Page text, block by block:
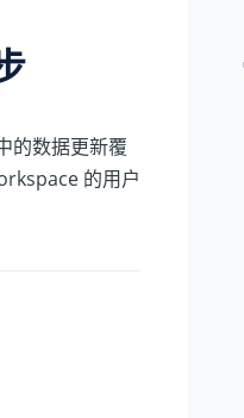
的数据更新覆
的用户